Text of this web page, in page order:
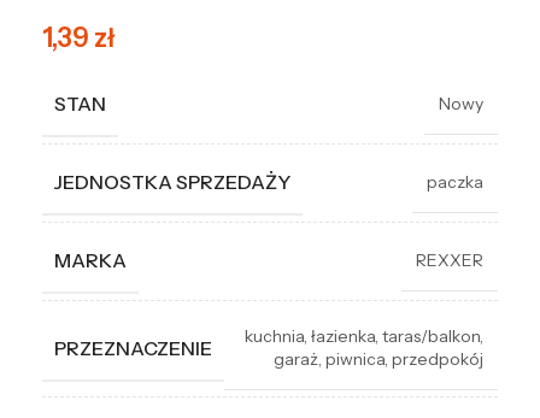
1,39 zł
STAN Nowy
JEDNOSTKA SPRZEDAŻY paczka
MARKA REXXER
PRZEZNACZENIE kuchnia, łazienka, taras/balkon,
garaż, piwnica, przedpokój